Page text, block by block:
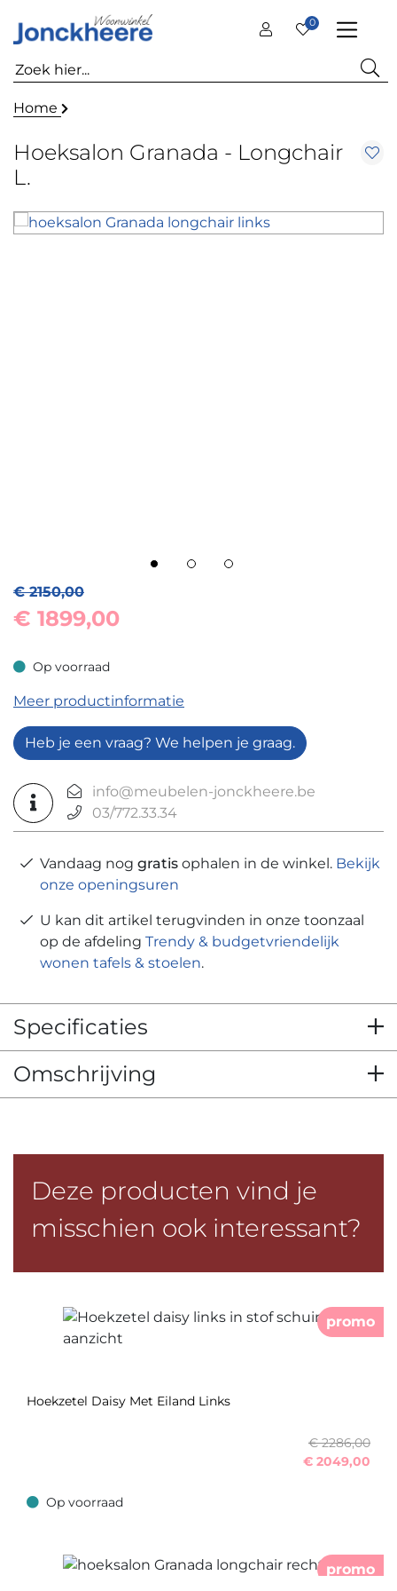
0
Home
Hoeksalon Granada - Longchair
L.
€ 2150,00
€ 1899,00
Op voorraad
Op voorraad
Meer productinformatie
Heb je een vraag? We helpen je graag.
info@meubelen-jonckheere.be
03/772.33.34
Vandaag nog gratis ophalen in de winkel. Bekijk
onze openingsuren
U kan dit artikel terugvinden in onze toonzaal
op de afdeling Trendy & budgetvriendelijk
wonen tafels & stoelen.
Specificaties
Omschrijving
Deze producten vind je
misschien ook interessant?
promo
Hoekzetel Daisy Met Eiland Links
€ 2286,00
€ 2049,00
Op voorraad
Op voorraad
promo